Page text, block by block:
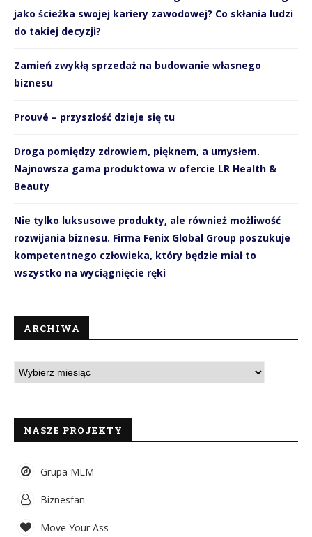
jako ścieżka swojej kariery zawodowej? Co skłania ludzi
do takiej decyzji?
Zamień zwykłą sprzedaż na budowanie własnego
biznesu
Prouvé – przyszłość dzieje się tu
Droga pomiędzy zdrowiem, pięknem, a umysłem.
Najnowsza gama produktowa w ofercie LR Health &
Beauty
Nie tylko luksusowe produkty, ale również możliwość
rozwijania biznesu. Firma Fenix Global Group poszukuje
kompetentnego człowieka, który będzie miał to
wszystko na wyciągnięcie ręki
ARCHIWA
NASZE PROJEKTY
Grupa MLM
Biznesfan
Move Your Ass